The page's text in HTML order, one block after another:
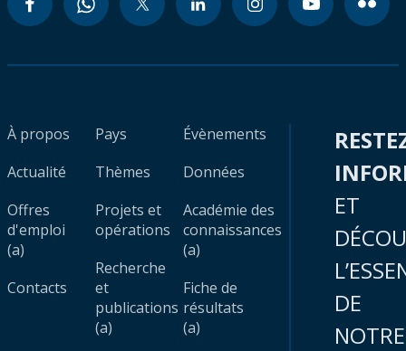
À propos
Actualité
Offres
d'emploi
(a)
Contacts
Pays
Thèmes
Projets et
opérations
Recherche
et
publications
(a)
Évènements
Données
Académie des
connaissances
(a)
Fiche de
résultats
(a)
ET
DE
NOTRE